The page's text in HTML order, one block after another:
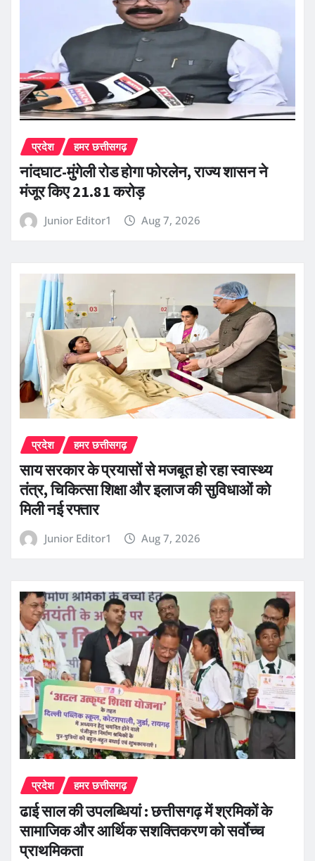
प्रदेश हमर छत्तीसगढ़
नांदघाट-मुंगेली रोड होगा फोरलेन, राज्य शासन ने
मंजूर किए 21.81 करोड़
Junior Editor1 Aug 7, 2026
प्रदेश हमर छत्तीसगढ़
साय सरकार के प्रयासों से मजबूत हो रहा स्वास्थ्य
तंत्र, चिकित्सा शिक्षा और इलाज की सुविधाओं को
मिली नई रफ्तार
Junior Editor1 Aug 7, 2026
प्रदेश हमर छत्तीसगढ़
ढाई साल की उपलब्धियां : छत्तीसगढ़ में श्रमिकों के
सामाजिक और आर्थिक सशक्तिकरण को सर्वाेच्च
प्राथमिकता